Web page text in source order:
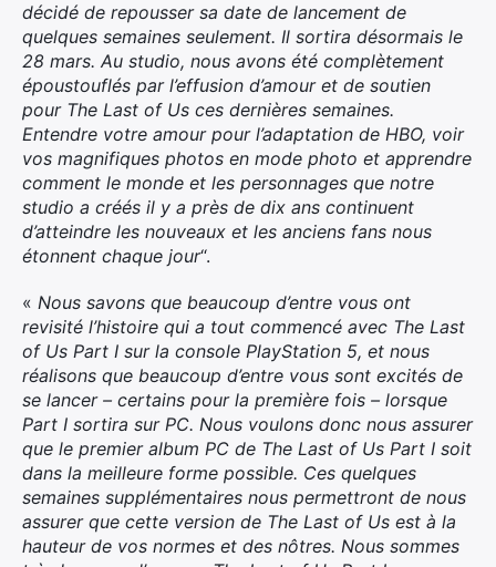
décidé de repousser sa date de lancement de
quelques semaines seulement. Il sortira désormais le
28 mars. Au studio, nous avons été complètement
époustouflés par l’effusion d’amour et de soutien
pour The Last of Us ces dernières semaines.
Entendre votre amour pour l’adaptation de HBO, voir
vos magnifiques photos en mode photo et apprendre
comment le monde et les personnages que notre
studio a créés il y a près de dix ans continuent
d’atteindre les nouveaux et les anciens fans nous
étonnent chaque jour“.
« Nous savons que beaucoup d’entre vous ont
revisité l’histoire qui a tout commencé avec The Last
of Us Part I sur la console PlayStation 5, et nous
réalisons que beaucoup d’entre vous sont excités de
se lancer – certains pour la première fois – lorsque
Part I sortira sur PC. Nous voulons donc nous assurer
que le premier album PC de The Last of Us Part I soit
dans la meilleure forme possible. Ces quelques
semaines supplémentaires nous permettront de nous
assurer que cette version de The Last of Us est à la
hauteur de vos normes et des nôtres. Nous sommes